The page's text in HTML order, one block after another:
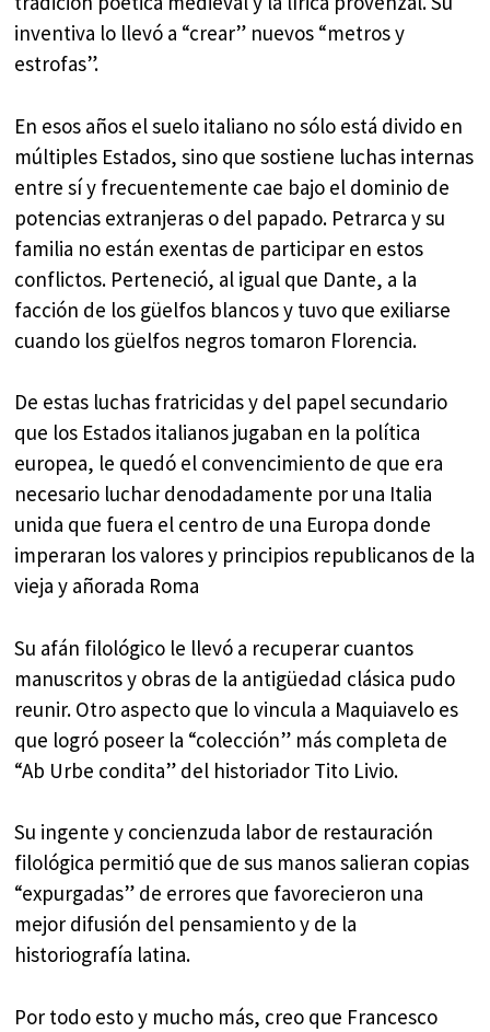
inventiva lo llevó a “crear” nuevos “metros y
estrofas”.
En esos años el suelo italiano no sólo está divido en
múltiples Estados, sino que sostiene luchas internas
entre sí y frecuentemente cae bajo el dominio de
potencias extranjeras o del papado. Petrarca y su
familia no están exentas de participar en estos
conflictos. Perteneció, al igual que Dante, a la
facción de los güelfos blancos y tuvo que exiliarse
cuando los güelfos negros tomaron Florencia.
De estas luchas fratricidas y del papel secundario
que los Estados italianos jugaban en la política
europea, le quedó el convencimiento de que era
necesario luchar denodadamente por una Italia
unida que fuera el centro de una Europa donde
imperaran los valores y principios republicanos de la
vieja y añorada Roma
Su afán filológico le llevó a recuperar cuantos
manuscritos y obras de la antigüedad clásica pudo
reunir. Otro aspecto que lo vincula a Maquiavelo es
que logró poseer la “colección” más completa de
“Ab Urbe condita” del historiador Tito Livio.
Su ingente y concienzuda labor de restauración
filológica permitió que de sus manos salieran copias
“expurgadas” de errores que favorecieron una
mejor difusión del pensamiento y de la
historiografía latina.
Por todo esto y mucho más, creo que Francesco